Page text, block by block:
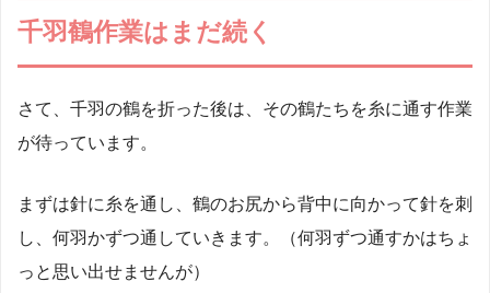
千羽鶴作業はまだ続く
さて、千羽の鶴を折った後は、その鶴たちを糸に通す作業
が待っています。
まずは針に糸を通し、鶴のお尻から背中に向かって針を刺
し、何羽かずつ通していきます。（何羽ずつ通すかはちょ
っと思い出せませんが）